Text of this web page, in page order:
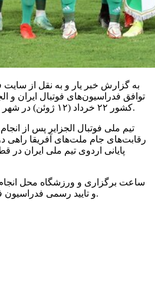
به گزارش خبر یار و به نقل از
توافق فدراسیون‌های فوتبال ایران و
کشور ۲۲ خرداد (۱۲ ژوئن) در شهر دوحه به مصاف هم می‌روند.
تیم ملی فوتبال الجزایر پس از
رقابت‌های جام ملت‌های آفریقا راهی
پایانی اردوی تیم ملی ایران در
ساعت برگزاری و ورزشگاه محل انجام
و تایید رسمی فدراسیون فوتبال قطر اعلام خواهد شد.